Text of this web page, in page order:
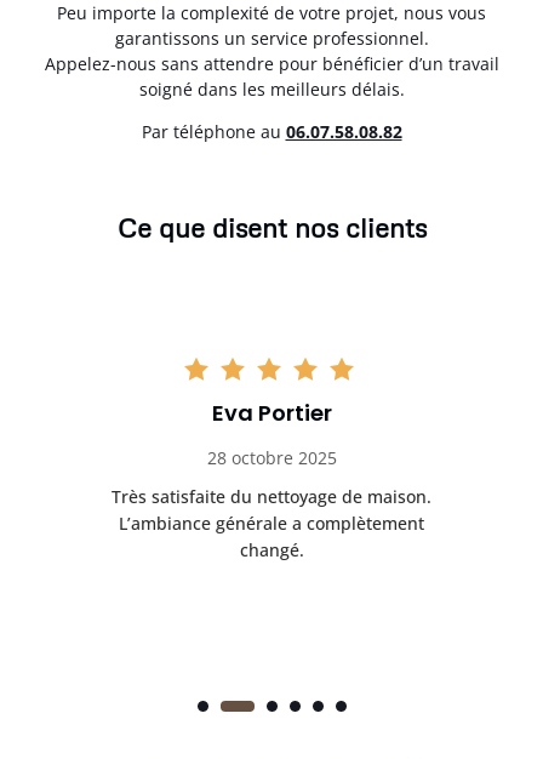
Peu importe la complexité de votre projet, nous vous
garantissons un service professionnel.
Appelez-nous sans attendre pour bénéficier d’un travail
soigné dans les meilleurs délais.
Par téléphone au 06.07.58.08.82
Ce que disent nos clients
Eva Portier
28 octobre 2025
Très satisfaite du nettoyage de maison.
L’ambiance générale a complètement
changé.